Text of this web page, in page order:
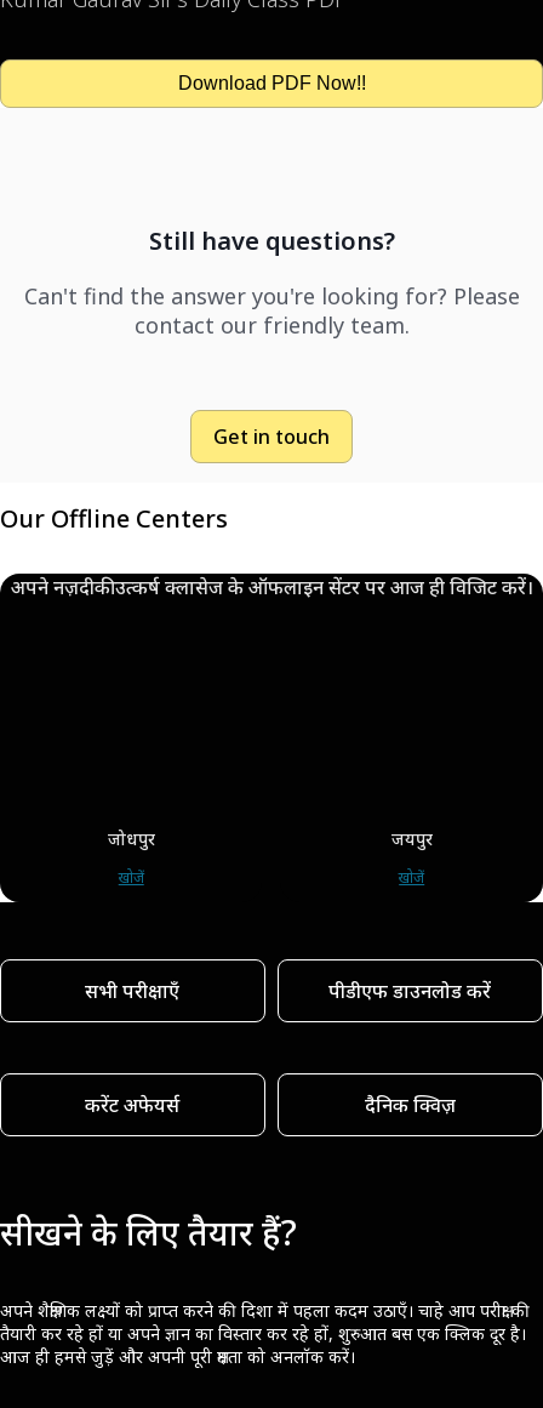
Download PDF Now!!
Still have questions?
Can't find the answer you're looking for? Please
contact our friendly team.
Get in touch
Our Offline Centers
अपने नज़दीकी उत्कर्ष क्लासेज के ऑफलाइन सेंटर पर आज ही विजिट करें।
जोधपुर
खोजें
जयपुर
खोजें
सभी परीक्षाएँ पीडीएफ डाउनलोड करें
करेंट अफेयर्स दैनिक क्विज़
सीखने के लिए तैयार हैं?
अपने शैक्षणिक लक्ष्यों को प्राप्त करने की दिशा में पहला कदम उठाएँ। चाहे आप परीक्षा की
तैयारी कर रहे हों या अपने ज्ञान का विस्तार कर रहे हों, शुरुआत बस एक क्लिक दूर है।
आज ही हमसे जुड़ें और अपनी पूरी क्षमता को अनलॉक करें।